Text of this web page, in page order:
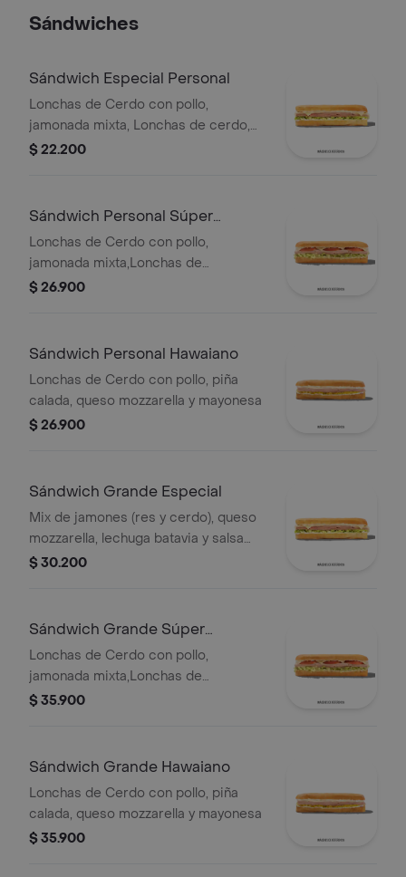
Sándwiches
Sándwich Especial Personal
Lonchas de Cerdo con pollo,
jamonada mixta, Lonchas de cerdo,
cordero y res, queso mozzarella,
$ 22.200
Sándwich Personal Súper
Especial
Lonchas de Cerdo con pollo,
jamonada mixta,Lonchas de
cerdo,cordero y res,
Qbano
$ 26.900
Sándwich Personal Hawaiano
Lonchas de Cerdo con pollo, piña
calada, queso mozzarella y mayonesa
$ 26.900
Sándwich Grande Especial
Mix de jamones (res y cerdo), queso
mozzarella, lechuga batavia y salsa
Qbano.
$ 30.200
Sándwich Grande Súper
Especial
Lonchas de Cerdo con pollo,
jamonada mixta,Lonchas de
cerdo,cordero y res,
Qbano
$ 35.900
Sándwich Grande Hawaiano
Lonchas de Cerdo con pollo, piña
calada, queso mozzarella y mayonesa
$ 35.900